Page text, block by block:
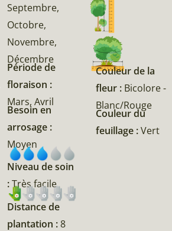
Septembre,
Octobre,
Novembre,
Décembre
Période de
floraison :
Mars, Avril
Besoin en
arrosage :
Moyen
Niveau de soin
:Très facile
Distance de
plantation :8
Couleur de la
fleur : Bicolore -
Blanc/Rouge
Couleur du
feuillage :Vert